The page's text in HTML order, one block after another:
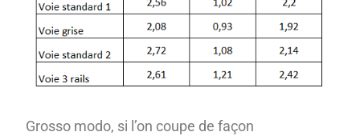
Grosso modo, si l’on coupe de façon